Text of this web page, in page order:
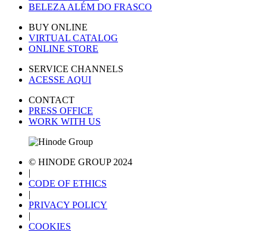
BELEZA ALÉM DO FRASCO
BUY ONLINE
VIRTUAL CATALOG
ONLINE STORE
SERVICE CHANNELS
ACESSE AQUI
CONTACT
PRESS OFFICE
WORK WITH US
© HINODE GROUP 2024
|
CODE OF ETHICS
|
PRIVACY POLICY
|
COOKIES